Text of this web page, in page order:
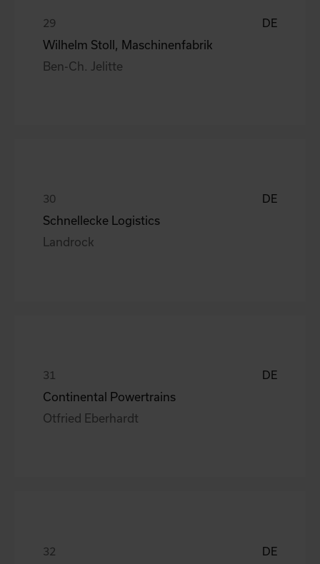
DE
Wilhelm Stoll, Maschinenfabrik
Ben-Ch. Jelitte
DE
Schnellecke Logistics
Landrock
DE
Continental Powertrains
Otfried Eberhardt
DE